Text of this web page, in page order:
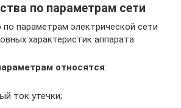
по параметрам сети
параметрам электрической сети
характеристик аппарата.
относятся:
ток утечки;